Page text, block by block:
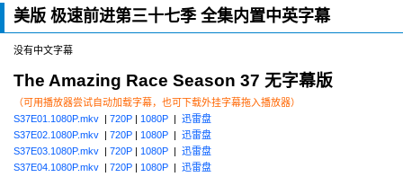
美版 极速前进第三十七季 全集内置中英字幕
没有中文字幕
The Amazing Race Season 37 无字幕版
（可用播放器尝试自动加载字幕，也可下载外挂字幕拖入播放器）
S37E01.1080P.mkv
720P 1080P
迅雷盘
S37E02.1080P.mkv
720P 1080P
迅雷盘
S37E03.1080P.mkv
720P 1080P
迅雷盘
S37E04.1080P.mkv
720P 1080P
迅雷盘